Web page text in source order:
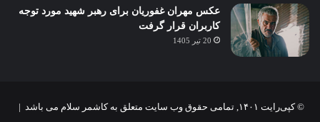
عکس مهران غفوریان برای رهبر شهید مورد توجه
کاربران قرار گرفت
20 تیر 1405
© کپی‌رایت ۱۴۰۱, تمامی حقوق وب سایت متعلق به کاشمر سلام می باشد |